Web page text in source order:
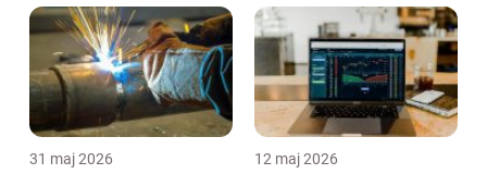
31 maj 2026 12 maj 2026